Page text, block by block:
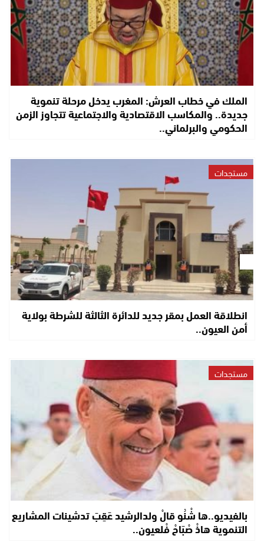
الملك في خطاب العرش: المغرب يدخل مرحلة تنموية
جديدة.. والمكاسب الاقتصادية والاجتماعية تتجاوز الزمن
الحكومي والبرلماني..
مستجدات
انطلاقة العمل بمقر جديد للدائرة الثالثة للشرطة بولاية
أمن العيون..
مستجدات
بالفيديو..ها شْنُو قالْ ولدالرشيد عَقِبَ تدشينات المشاريع
التنموية هاذْ صْبَاحْ فْلعيون..